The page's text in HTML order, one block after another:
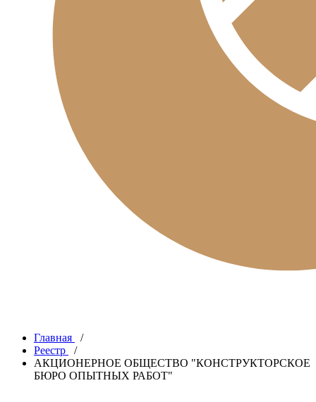
Главная
/
Реестр
/
АКЦИОНЕРНОЕ ОБЩЕСТВО "КОНСТРУКТОРСКОЕ
БЮРО ОПЫТНЫХ РАБОТ"